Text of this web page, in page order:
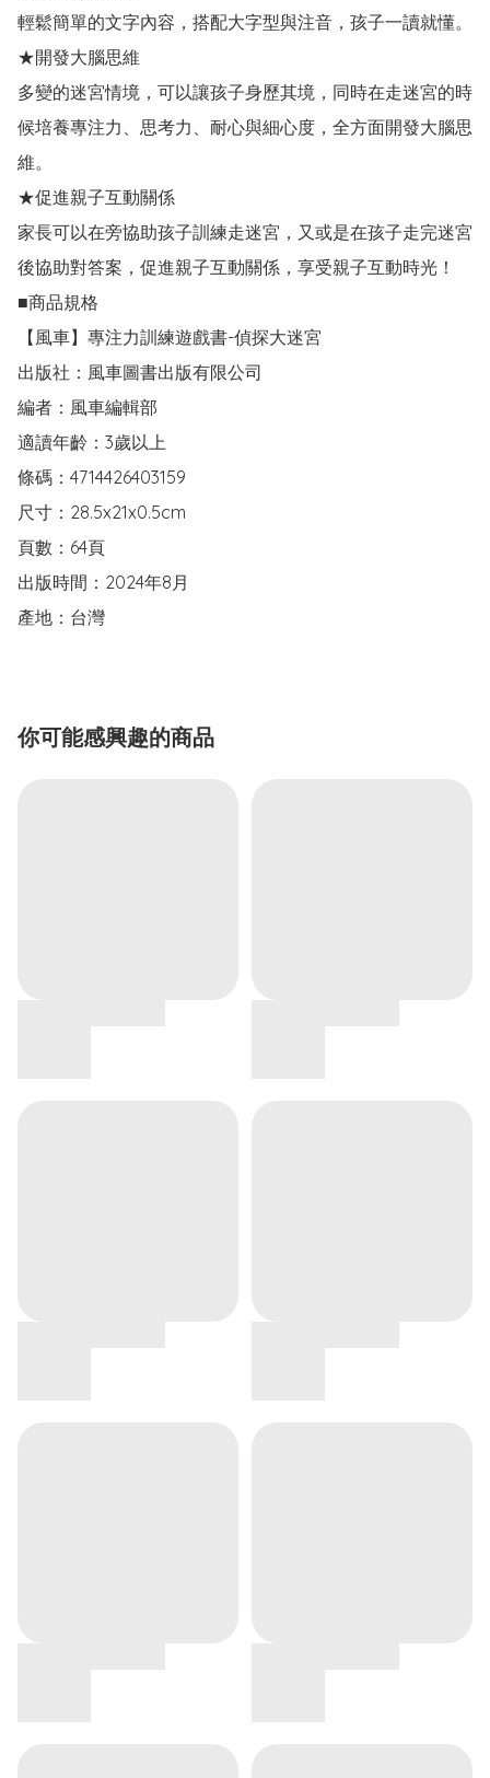
輕鬆簡單的文字內容，搭配大字型與注音，孩子一讀就懂。
★開發大腦思維
多變的迷宮情境，可以讓孩子身歷其境，同時在走迷宮的時
候培養專注力、思考力、耐心與細心度，全方面開發大腦思
維。
★促進親子互動關係
家長可以在旁協助孩子訓練走迷宮，又或是在孩子走完迷宮
後協助對答案，促進親子互動關係，享受親子互動時光！
■商品規格
【風車】專注力訓練遊戲書-偵探大迷宮
出版社：風車圖書出版有限公司
編者：風車編輯部
適讀年齡：3歲以上
條碼：4714426403159
尺寸：28.5x21x0.5cm
頁數：64頁
出版時間：2024年8月
產地：台灣
你可能感興趣的商品